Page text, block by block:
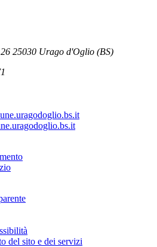
25030 Urago d'Oglio (BS)
del sito e dei servizi